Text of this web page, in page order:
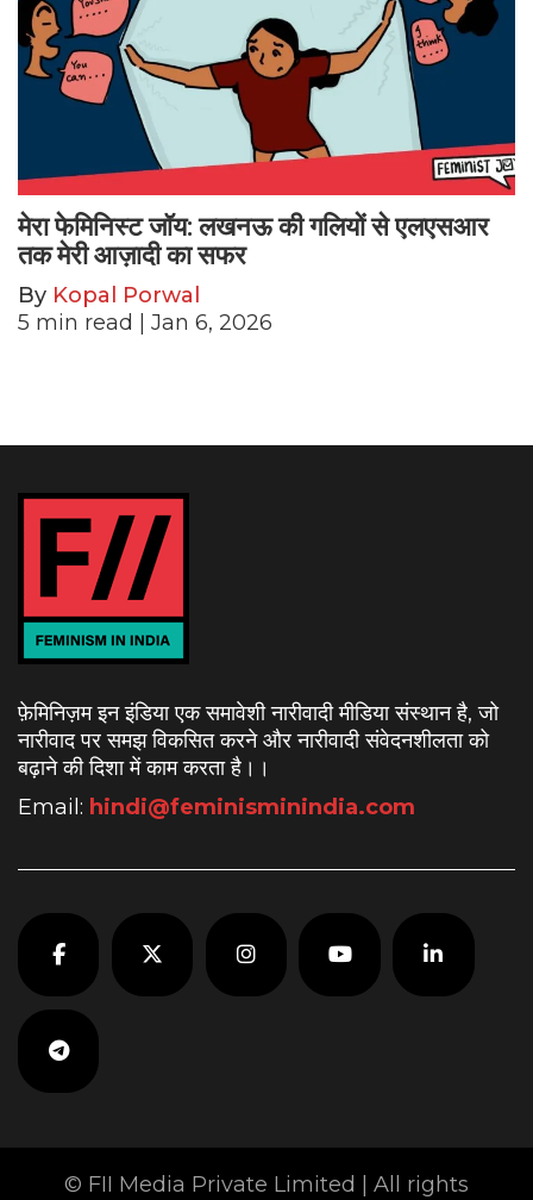
मेरा फेमिनिस्ट जॉय: लखनऊ की गलियों से एलएसआर
तक मेरी आज़ादी का सफर
By Kopal Porwal
5 min read | Jan 6, 2026
फ़ेमिनिज़म इन इंडिया एक समावेशी नारीवादी मीडिया संस्थान है, जो
नारीवाद पर समझ विकसित करने और नारीवादी संवेदनशीलता को
बढ़ाने की दिशा में काम करता है। ।
Email: hindi@feminisminindia.com
© FII Media Private Limited | All rights